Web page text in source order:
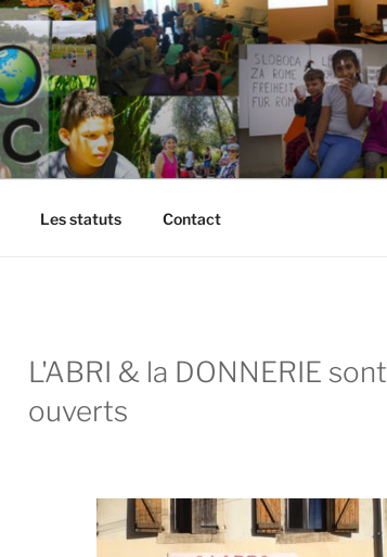
Les statuts Contact
L'ABRI & la DONNERIE sont
ouverts